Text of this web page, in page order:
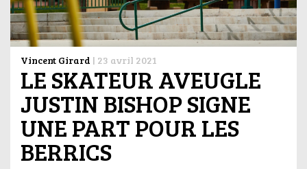
Vincent Girard | 23 avril 2021
LE SKATEUR AVEUGLE
JUSTIN BISHOP SIGNE
UNE PART POUR LES
BERRICS